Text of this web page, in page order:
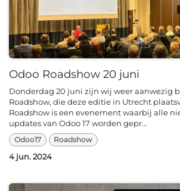
Odoo Roadshow 20 juni
Donderdag 20 juni zijn wij weer aanwezig
Roadshow, die deze editie in Utrecht
Roadshow is een evenement waarbij alle
updates van Odoo 17 worden gepr...
Odoo17 Roadshow
4 jun. 2024